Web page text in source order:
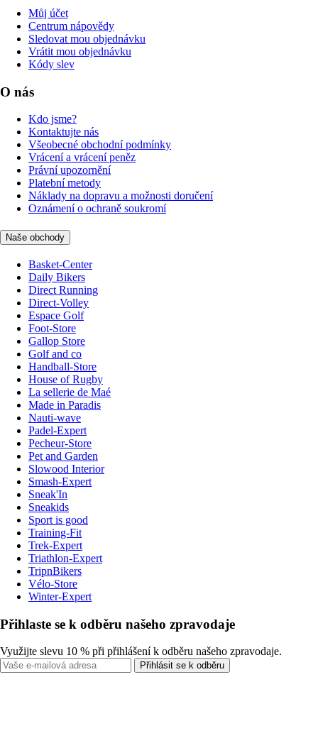
Můj účet
Centrum nápovědy
Sledovat mou objednávku
Vrátit mou objednávku
Kódy slev
O nás
Kdo jsme?
Kontaktujte nás
Všeobecné obchodní podmínky
Vrácení a vrácení peněz
Právní upozornění
Platební metody
Náklady na dopravu a možnosti doručení
Oznámení o ochraně soukromí
Naše obchody
Basket-Center
Daily Bikers
Direct Running
Direct-Volley
Espace Golf
Foot-Store
Gallop Store
Golf and co
Handball-Store
House of Rugby
La sellerie de Maé
Made in Paradis
Nauti-wave
Padel-Expert
Pecheur-Store
Pet and Garden
Slowood Interior
Smash-Expert
Sneak'In
Sneakids
Sport is good
Training-Fit
Trek-Expert
Triathlon-Expert
TripnBikers
Vélo-Store
Winter-Expert
Přihlaste se k odběru našeho zpravodaje
Využijte slevu 10 % při přihlášení k odběru našeho zpravodaje.
Přihlásit se k odběru